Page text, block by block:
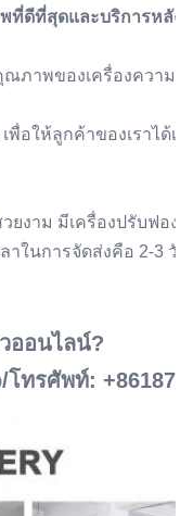
ดีที่สุดและบริการหลัง
ภาพของเครื่องความง
อให้ลูกค้าของเราได้เ
ยงาม มีเครื่องปรับฟอง
าในการจัดส่งคือ 2-3 วั
ออนไลน์?
ทรศัพท์: